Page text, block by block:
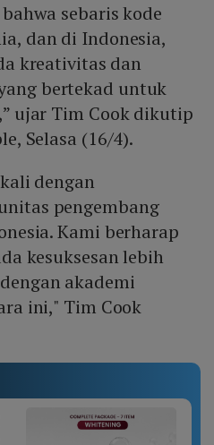
sebaris kode
dan di Indonesia,
kreativitas dan
bertekad untuk
ujar Tim Cook dikutip
Selasa (16/4).
dengan
pengembang
Kami berharap
kesuksesan lebih
akademi
ini," Tim Cook